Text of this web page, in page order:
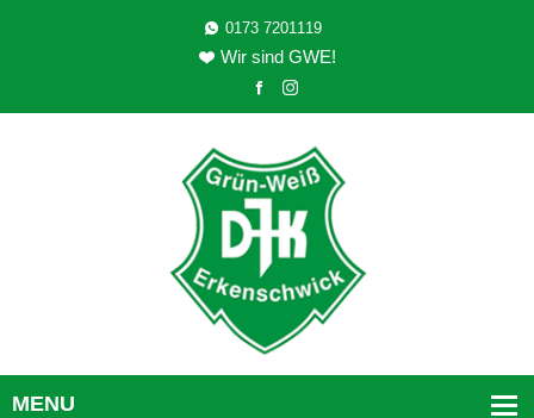
0173 7201119
Wir sind GWE!